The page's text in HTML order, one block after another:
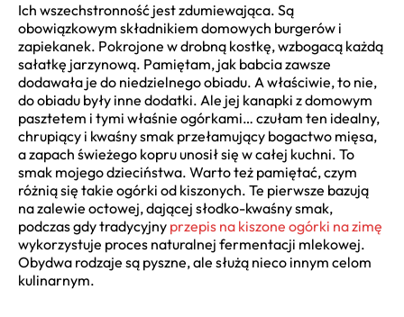
Ich wszechstronność jest zdumiewająca. Są
obowiązkowym składnikiem domowych burgerów i
zapiekanek. Pokrojone w drobną kostkę, wzbogacą każdą
sałatkę jarzynową. Pamiętam, jak babcia zawsze
dodawała je do niedzielnego obiadu. A właściwie, to nie,
do obiadu były inne dodatki. Ale jej kanapki z domowym
pasztetem i tymi właśnie ogórkami… czułam ten idealny,
chrupiący i kwaśny smak przełamujący bogactwo mięsa,
a zapach świeżego kopru unosił się w całej kuchni. To
smak mojego dzieciństwa. Warto też pamiętać, czym
różnią się takie ogórki od kiszonych. Te pierwsze bazują
na zalewie octowej, dającej słodko-kwaśny smak,
podczas gdy tradycyjny przepis na kiszone ogórki na zimę
wykorzystuje proces naturalnej fermentacji mlekowej.
Obydwa rodzaje są pyszne, ale służą nieco innym celom
kulinarnym.